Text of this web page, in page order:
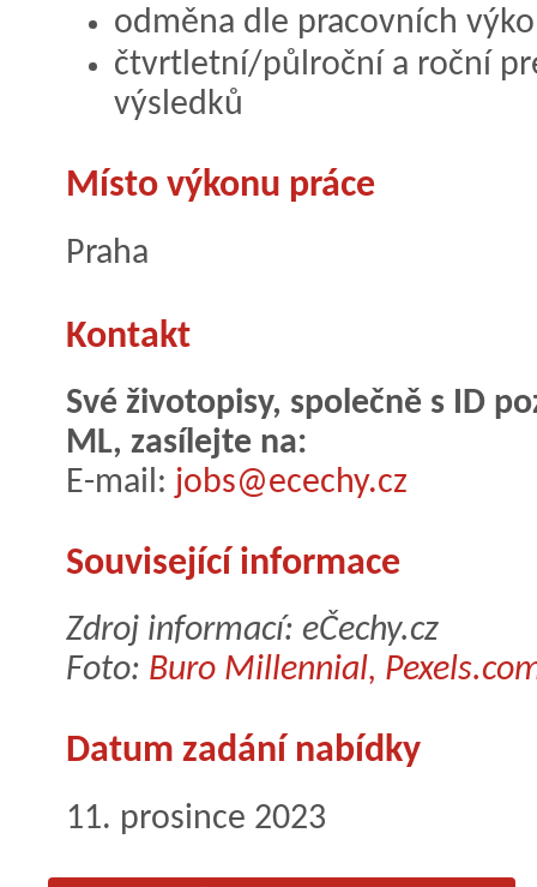
odměna dle pracovních
čtvrtletní/půlroční a roční
výsledků
Místo výkonu práce
Praha
Kontakt
Své životopisy, společně s ID
ML, zasílejte na:
E-mail: jobs@ecechy.cz
Související informace
Zdroj informací: eČechy.cz
Foto: Buro Millennial,
Datum zadání nabídky
11. prosince 2023